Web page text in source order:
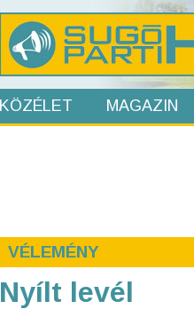
KÖZÉLET MAGAZIN
VÉLEMÉNY
Nyílt levél